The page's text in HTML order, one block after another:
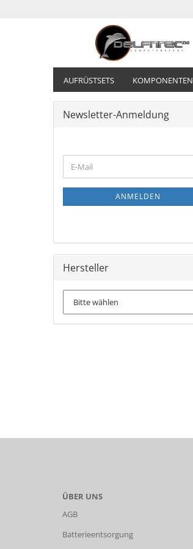
AUFRÜSTSETS KOMPONENTEN
Newsletter-Anmeldung
ANMELDEN
Hersteller
ÜBER UNS
AGB
Batterieentsorgung